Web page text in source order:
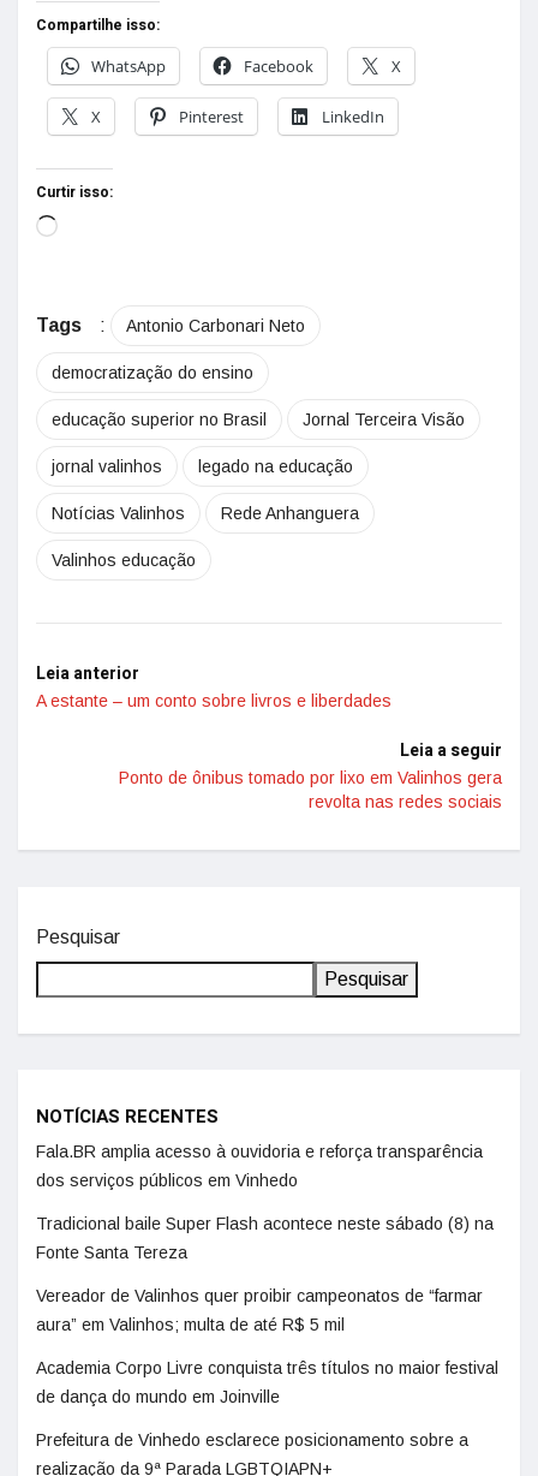
Compartilhe isso:
WhatsApp
Facebook X
X Pinterest LinkedIn
Curtir isso:
Tags : Antonio Carbonari Neto
democratização do ensino
educação superior no Brasil Jornal Terceira Visão
jornal valinhos legado na educação
Notícias Valinhos Rede Anhanguera
Valinhos educação
Leia anterior
A estante – um conto sobre livros e liberdades
Leia a seguir
Ponto de ônibus tomado por lixo em Valinhos gera
revolta nas redes sociais
Pesquisar
Pesquisar
NOTÍCIAS RECENTES
Fala.BR amplia acesso à ouvidoria e reforça transparência
dos serviços públicos em Vinhedo
Tradicional baile Super Flash acontece neste sábado (8) na
Fonte Santa Tereza
Vereador de Valinhos quer proibir campeonatos de “farmar
aura” em Valinhos; multa de até R$ 5 mil
Academia Corpo Livre conquista três títulos no maior festival
de dança do mundo em Joinville
Prefeitura de Vinhedo esclarece posicionamento sobre a
realização da 9ª Parada LGBTQIAPN+